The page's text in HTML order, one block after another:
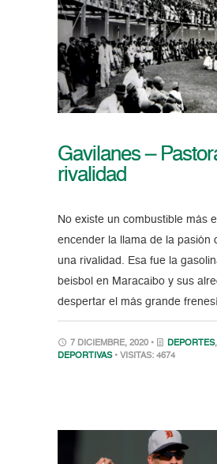
Gavilanes –
rivalidad
No existe un combustible más
encender la llama de la pasión
una rivalidad. Esa fue la
beisbol en Maracaibo y sus
despertar el más grande
7 DICIEMBRE, 2020 • DEPORTES,
DEPORTIVAS • VISITAS: 4674